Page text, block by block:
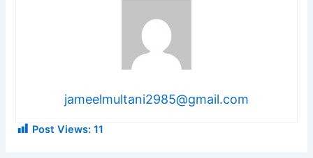
jameelmultani2985@gmail.com
Post Views: 11